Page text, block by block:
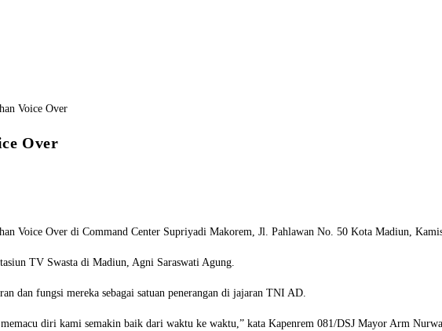
Over
Voice Over di Command Center Supriyadi Makorem, Jl. Pahlawan No. 50 Kota Madiun,
TV Swasta di Madiun, Agni Saraswati Agung.
dan fungsi mereka sebagai satuan penerangan di jajaran TNI AD.
memacu diri kami semakin baik dari waktu ke waktu,” kata Kapenrem 081/DSJ Mayor Arm